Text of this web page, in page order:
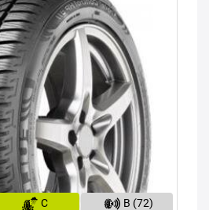
C B (72)